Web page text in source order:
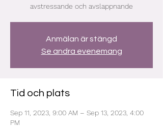
avstressande och avslappnande
Anmälan är stängd
Se andra evenemang
Tid och plats
Sep 11, 2023, 9:00 AM – Sep 13, 2023, 4:00
PM